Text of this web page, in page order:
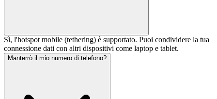
Sì, l'hotspot mobile (tethering) è supportato. Puoi condividere la tua
connessione dati con altri dispositivi come laptop e tablet.
Manterrò il mio numero di telefono?